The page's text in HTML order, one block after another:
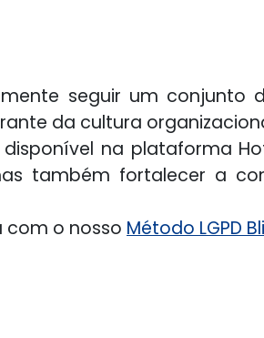
seguir um conjunto
da cultura
disponível na plataforma
também fortalecer a
com o nosso Método LGPD